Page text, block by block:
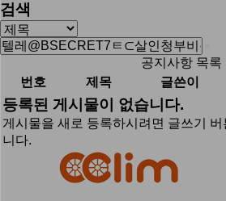
검색
공지사항 목록
번호
제목 글쓴이
등록된 게시물이 없습니다.
게시물을 새로 등록하시려면 글쓰기
니다.